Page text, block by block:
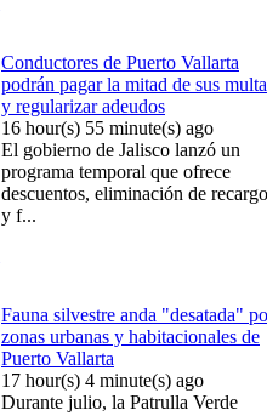
Conductores de Puerto Vallarta
podrán pagar la mitad de sus
y regularizar adeudos
16 hour(s) 55 minute(s) ago
El gobierno de Jalisco lanzó un
programa temporal que ofrece
descuentos, eliminación de
y f...
Fauna silvestre anda "desatada"
zonas urbanas y habitacionales de
Puerto Vallarta
17 hour(s) 4 minute(s) ago
Durante julio, la Patrulla Verde